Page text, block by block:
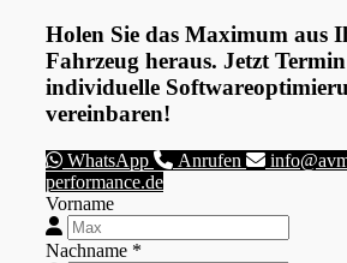
Holen Sie das Maximum aus
Fahrzeug heraus. Jetzt
individuelle
vereinbaren!
WhatsApp Anrufen
performance.de
Vorname
Nachname *